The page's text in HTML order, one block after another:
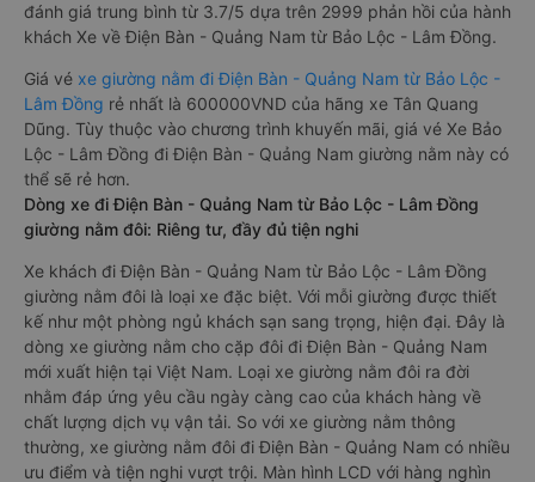
đánh giá trung bình từ 3.7/5 dựa trên 2999 phản hồi của hành
khách Xe về Điện Bàn - Quảng Nam từ Bảo Lộc - Lâm Đồng.
Giá vé xe giường nằm đi Điện Bàn - Quảng Nam từ Bảo Lộc -
Lâm Đồng rẻ nhất là 600000VND của hãng xe Tân Quang
Dũng. Tùy thuộc vào chương trình khuyến mãi, giá vé Xe Bảo
Lộc - Lâm Đồng đi Điện Bàn - Quảng Nam giường nằm này có
thể sẽ rẻ hơn.
Dòng xe đi Điện Bàn - Quảng Nam từ Bảo Lộc - Lâm Đồng
giường nằm đôi: Riêng tư, đầy đủ tiện nghi
Xe khách đi Điện Bàn - Quảng Nam từ Bảo Lộc - Lâm Đồng
giường nằm đôi là loại xe đặc biệt. Với mỗi giường được thiết
kế như một phòng ngủ khách sạn sang trọng, hiện đại. Đây là
dòng xe giường nằm cho cặp đôi đi Điện Bàn - Quảng Nam
mới xuất hiện tại Việt Nam. Loại xe giường nằm đôi ra đời
nhằm đáp ứng yêu cầu ngày càng cao của khách hàng về
chất lượng dịch vụ vận tải. So với xe giường nằm thông
thường, xe giường nằm đôi đi Điện Bàn - Quảng Nam có nhiều
ưu điểm và tiện nghi vượt trội. Màn hình LCD với hàng nghìn